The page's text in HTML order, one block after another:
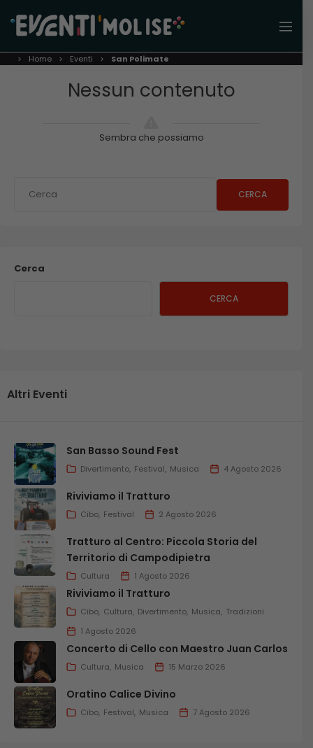
Home Eventi San Polimate
Nessun contenuto
Sembra che possiamo
CERCA
Cerca
CERCA
Altri Eventi
San Basso Sound Fest
Divertimento Festival Musica 4 Agosto 2026
Riviviamo il Tratturo
Cibo Festival 2 Agosto 2026
Tratturo al Centro: Piccola Storia del
Territorio di Campodipietra
Cultura 1 Agosto 2026
Riviviamo il Tratturo
Cibo Cultura Divertimento Musica Tradizioni
1 Agosto 2026
Concerto di Cello con Maestro Juan Carlos
Cultura Musica 15 Marzo 2026
Oratino Calice Divino
Cibo Festival Musica 7 Agosto 2026